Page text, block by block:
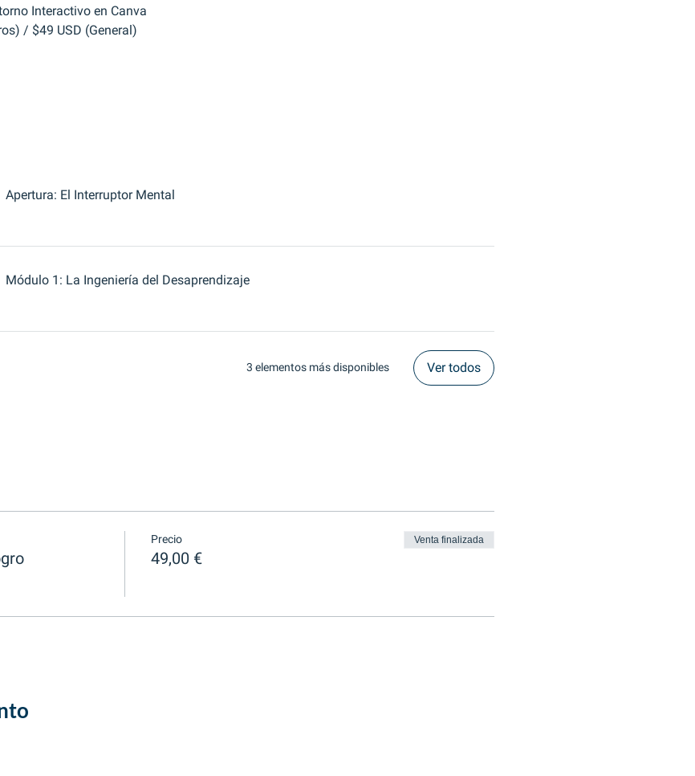
Interactivo en Canva
/ $49 USD (General)
Apertura: El Interruptor Mental
Módulo 1: La Ingeniería del Desaprendizaje
3 elementos más disponibles Ver todos
Precio
49,00 €
Venta finalizada